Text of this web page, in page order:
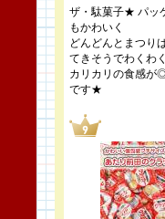
ザ・駄菓子★ パッ
もかわいく
どんどんとまつり
てきそうでわくわ
カリカリの食感が
です★